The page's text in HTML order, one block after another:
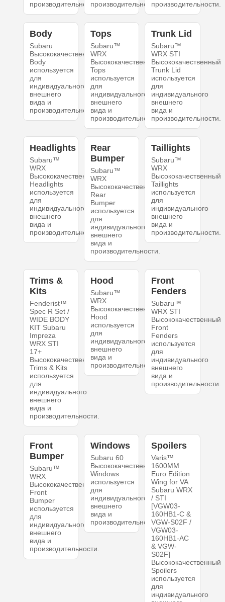
производительности.производительности.производительности.
Body
Subaru
Высококачественный
Body
используется
для
индивидуального
внешнего
вида и
производительности.
Tops
Subaru™
WRX
Высококачественный
Tops
используется
для
индивидуального
внешнего
вида и
производительности.
Trunk Lid
Subaru™
WRX STI
Высококачественный
Trunk Lid
используется
для
индивидуального
внешнего
вида и
производительности.
Headlights
Subaru™
WRX
Высококачественный
Headlights
используется
для
индивидуального
внешнего
вида и
производительности.
Rear
Bumper
Subaru™
WRX
Высококачественный
Rear
Bumper
используется
для
индивидуального
внешнего
вида и
производительности.
Taillights
Subaru™
WRX
Высококачественный
Taillights
используется
для
индивидуального
внешнего
вида и
производительности.
Trims &
Kits
Fenderist™
Spec R Set /
WIDE BODY
KIT Subaru
Impreza
WRX STI
17+
Высококачественный
Trims & Kits
используется
для
индивидуального
внешнего
вида и
производительности.
Hood
Subaru™
WRX
Высококачественный
Hood
используется
для
индивидуального
внешнего
вида и
производительности.
Front
Fenders
Subaru™
WRX STI
Высококачественный
Front
Fenders
используется
для
индивидуального
внешнего
вида и
производительности.
Front
Bumper
Subaru™
WRX
Высококачественный
Front
Bumper
используется
для
индивидуального
внешнего
вида и
производительности.
Windows
Subaru 60
Высококачественный
Windows
используется
для
индивидуального
внешнего
вида и
производительности.
Spoilers
Varis™
1600MM
Euro Edition
Wing for VA
Subaru WRX
/ STI
[VGW03-
160HB1-C &
VGW-S02F /
VGW03-
160HB1-AC
& VGW-
S02F]
Высококачественный
Spoilers
используется
для
индивидуального